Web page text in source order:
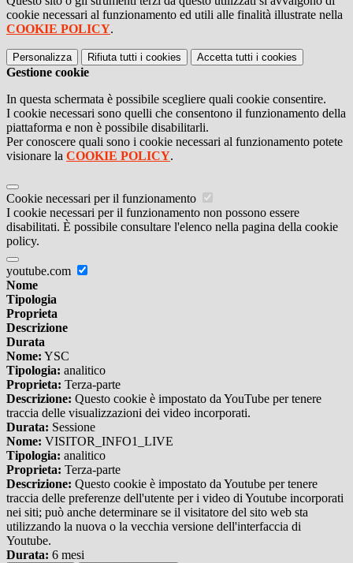
cookie necessari al funzionamento ed utili alle finalità illustrate nella
COOKIE POLICY.
Personalizza Rifiuta tutti i cookies Accetta tutti i cookies
Gestione cookie
In questa schermata è possibile scegliere quali cookie consentire.
I cookie necessari sono quelli che consentono il funzionamento della
piattaforma e non è possibile disabilitarli.
Per conoscere quali sono i cookie necessari al funzionamento potete
visionare la COOKIE POLICY.
Cookie necessari per il funzionamento
I cookie necessari per il funzionamento non possono essere
disabilitati. È possibile consultare l'elenco nella pagina della cookie
policy.
youtube.com
Nome
Tipologia
Proprieta
Descrizione
Durata
Nome: YSC
Tipologia: analitico
Proprieta: Terza-parte
Descrizione: Questo cookie è impostato da YouTube per tenere
traccia delle visualizzazioni dei video incorporati.
Durata: Sessione
Nome: VISITOR_INFO1_LIVE
Tipologia: analitico
Proprieta: Terza-parte
Descrizione: Questo cookie è impostato da Youtube per tenere
traccia delle preferenze dell'utente per i video di Youtube incorporati
nei siti; può anche determinare se il visitatore del sito web sta
utilizzando la nuova o la vecchia versione dell'interfaccia di
Youtube.
Durata: 6 mesi